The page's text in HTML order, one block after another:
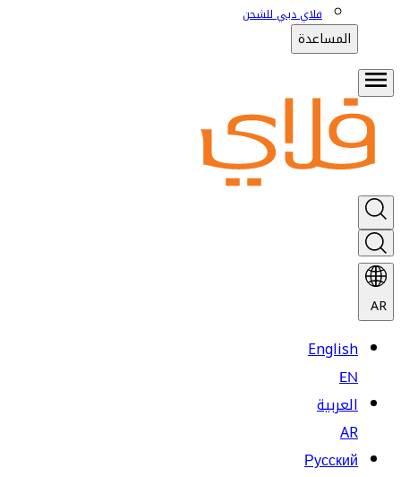
فلاي دبي للشحن
المساعدة
AR
English
EN
العربية
AR
Русский